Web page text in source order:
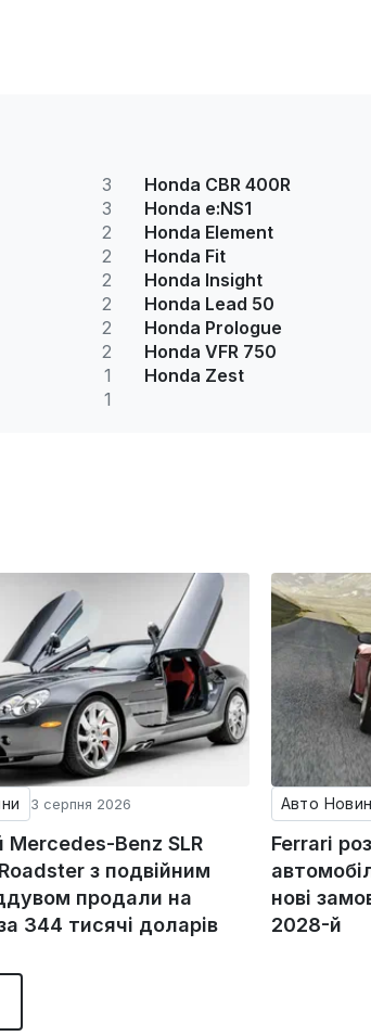
3
3
2
2
2
2
2
2
1
1
Honda CBR 400R
Honda e:NS1
Honda Element
Honda Fit
Honda Insight
Honda Lead 50
Honda Prologue
Honda VFR 750
Honda Zest
3 серпня 2026
Mercedes-Benz SLR
з подвійним
продали на
344 тисячі доларів
Авто
Ferrari
нові
2028-й